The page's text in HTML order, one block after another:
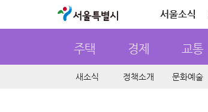
서울특별시 서울소식
주택 경제 교통
새소식 정책소개 문화예술